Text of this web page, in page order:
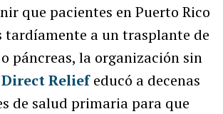
que pacientes en Puerto Rico
tardíamente a un trasplante de
páncreas, la organización sin
Direct Reliefeducó a decenas
de salud primaria para que